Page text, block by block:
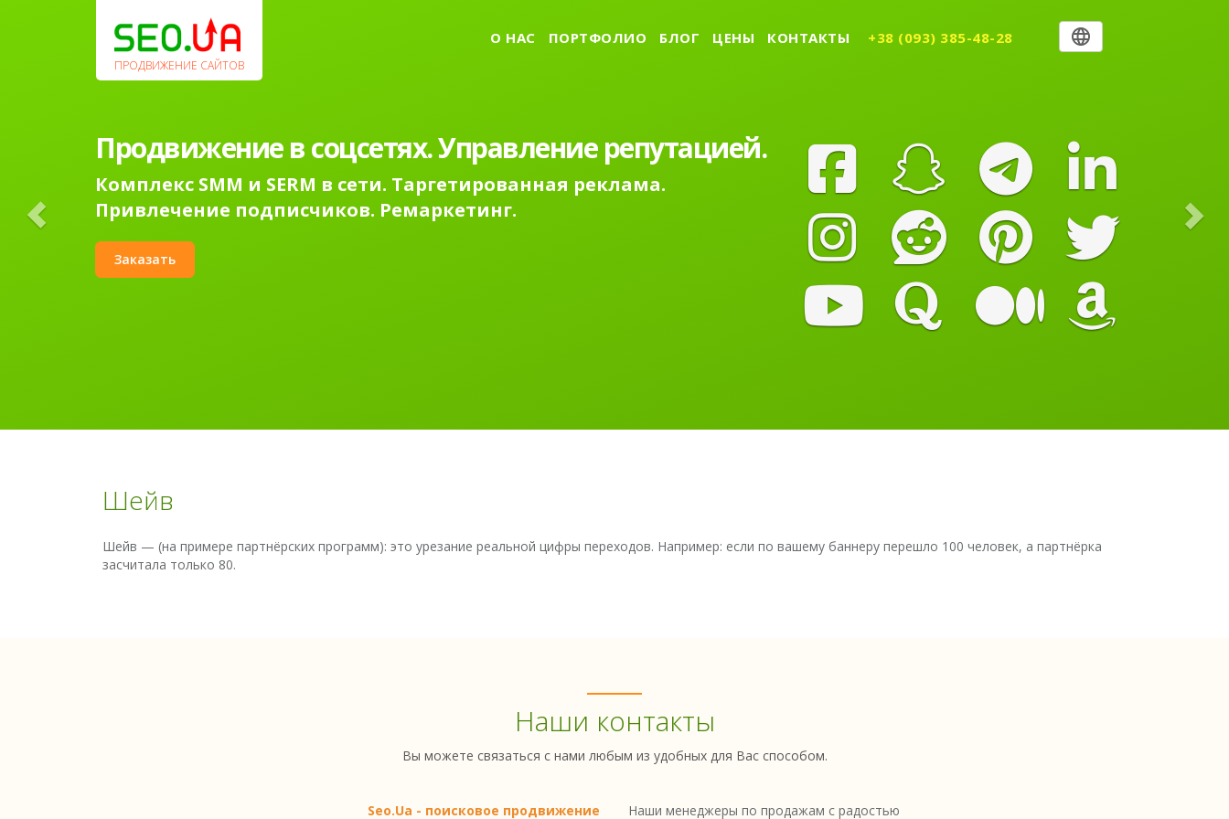
ПРОДВИЖЕНИЕ САЙТОВ
О НАС ПОРТФОЛИО БЛОГ ЦЕНЫ КОНТАКТЫ +38 (093) 385-48-28
Продвижение в соцсетях. Управление репутацией.
Комплекс SMM и SERM в сети. Таргетированная реклама.
Привлечение подписчиков. Ремаркетинг.
Заказать
Шейв
Шейв — (на примере партнёрских программ): это урезание реальной цифры переходов. Например: если по вашему баннеру перешло 100 человек, а партнёрка
засчитала только 80.
Наши контакты
Вы можете связаться с нами любым из удобных для Вас способом.
Seo.Ua - поисковое продвижение Наши менеджеры по продажам с радостью